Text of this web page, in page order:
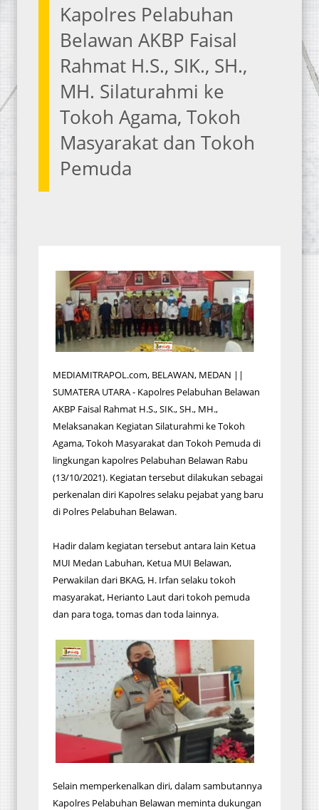
Kapolres Pelabuhan
Belawan AKBP Faisal
Rahmat H.S., SIK., SH.,
MH. Silaturahmi ke
Tokoh Agama, Tokoh
Masyarakat dan Tokoh
Pemuda
MEDIAMITRAPOL.com, BELAWAN, MEDAN ||
SUMATERA UTARA - Kapolres Pelabuhan Belawan
AKBP Faisal Rahmat H.S., SIK., SH., MH.,
Melaksanakan Kegiatan Silaturahmi ke Tokoh
Agama, Tokoh Masyarakat dan Tokoh Pemuda di
lingkungan kapolres Pelabuhan Belawan Rabu
(13/10/2021). Kegiatan tersebut dilakukan sebagai
perkenalan diri Kapolres selaku pejabat yang baru
di Polres Pelabuhan Belawan.
Hadir dalam kegiatan tersebut antara lain Ketua
MUI Medan Labuhan, Ketua MUI Belawan,
Perwakilan dari BKAG, H. Irfan selaku tokoh
masyarakat, Herianto Laut dari tokoh pemuda
dan para toga, tomas dan toda lainnya.
Selain memperkenalkan diri, dalam sambutannya
Kapolres Pelabuhan Belawan meminta dukungan